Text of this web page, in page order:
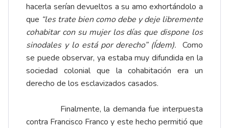
hacerla serían devueltos a su amo exhortándolo a
que “les trate bien como debe y deje libremente
cohabitar con su mujer los días que dispone los
sinodales y lo está por derecho” (Ídem). Como
se puede observar, ya estaba muy difundida en la
sociedad colonial que la cohabitación era un
derecho de los esclavizados casados.
Finalmente, la demanda fue interpuesta
contra Francisco Franco y este hecho permitió que